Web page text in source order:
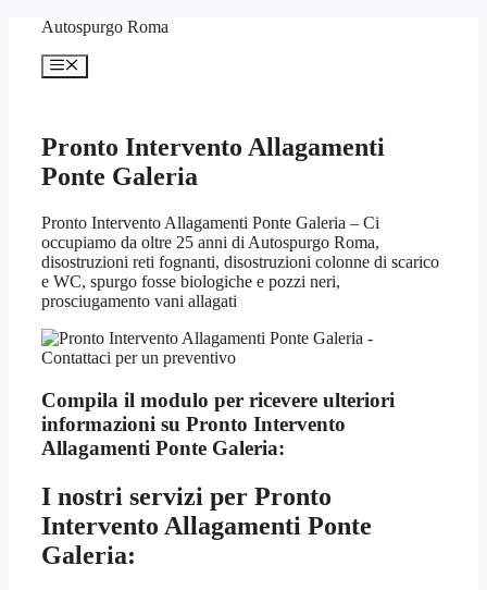
contenuto
Autospurgo Roma
Menu
Pronto Intervento Allagamenti
Ponte Galeria
Pronto Intervento Allagamenti Ponte Galeria – Ci
occupiamo da oltre 25 anni di Autospurgo Roma,
disostruzioni reti fognanti, disostruzioni colonne di scarico
e WC, spurgo fosse biologiche e pozzi neri,
prosciugamento vani allagati
Compila il modulo per ricevere ulteriori
informazioni su Pronto Intervento
Allagamenti Ponte Galeria:
I nostri servizi per Pronto
Intervento Allagamenti Ponte
Galeria: